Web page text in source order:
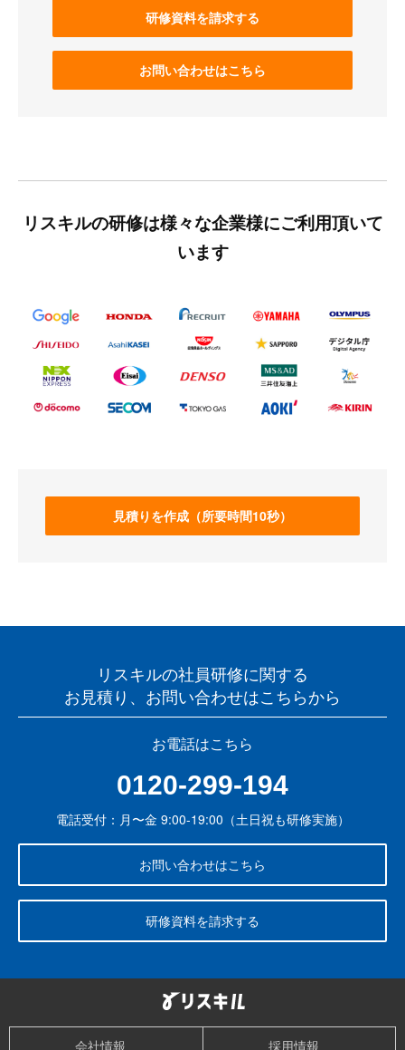
研修資料を請求する
お問い合わせはこちら
リスキルの研修は様々な企業様にご利用頂いて
います
見積りを作成（所要時間10秒）
リスキルの社員研修に関する
お見積り、お問い合わせはこちらから
お電話はこちら
0120-299-194
電話受付：月〜金 9:00-19:00（土日祝も研修実施）
お問い合わせはこちら
研修資料を請求する
会社情報 採用情報